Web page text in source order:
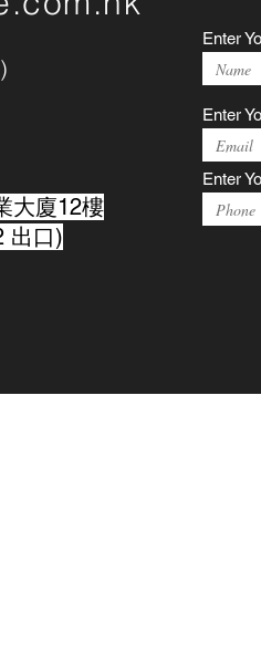
大廈12樓
出口)
Enter
Enter
Enter